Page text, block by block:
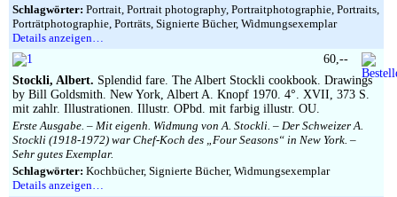
Schlagwörter: Portrait, Portrait photography, Portraitphotographie, Portraits,
Porträtphotographie, Porträts, Signierte Bücher, Widmungsexemplar
Details anzeigen…
Stockli, Albert. Splendid fare. The Albert Stockli cookbook. Drawings
by Bill Goldsmith. New York, Albert A. Knopf 1970. 4°. XVII, 373 S.
mit zahlr. Illustrationen. Illustr. OPbd. mit farbig illustr. OU.
Erste Ausgabe. – Mit eigenh. Widmung von A. Stockli. – Der Schweizer A.
Stockli (1918-1972) war Chef-Koch des „Four Seasons“ in New York. –
Sehr gutes Exemplar.
Schlagwörter: Kochbücher, Signierte Bücher, Widmungsexemplar
Details anzeigen…
60,--